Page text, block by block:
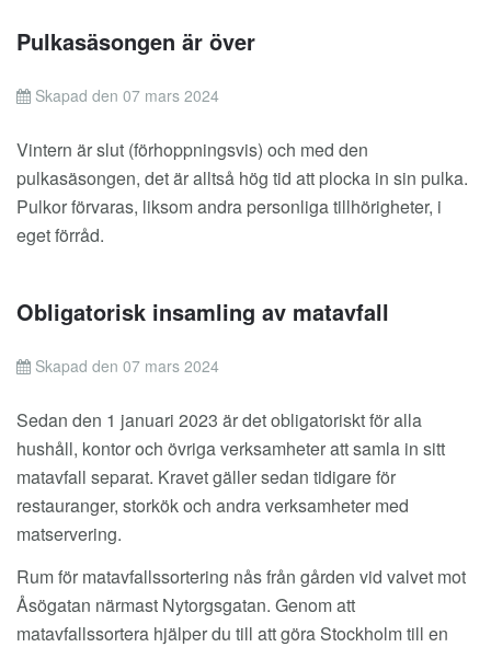
Pulkasäsongen är över
Skapad den 07 mars 2024
Vintern är slut (förhoppningsvis) och med den
pulkasäsongen, det är alltså hög tid att plocka in sin pulka.
Pulkor förvaras, liksom andra personliga tillhörigheter, i
eget förråd.
Obligatorisk insamling av matavfall
Skapad den 07 mars 2024
Sedan den 1 januari 2023 är det obligatoriskt för alla
hushåll, kontor och övriga verksamheter att samla in sitt
matavfall separat. Kravet gäller sedan tidigare för
restauranger, storkök och andra verksamheter med
matservering.
Rum för matavfallssortering nås från gården vid valvet mot
Åsögatan närmast Nytorgsgatan. Genom att
matavfallssortera hjälper du till att göra Stockholm till en